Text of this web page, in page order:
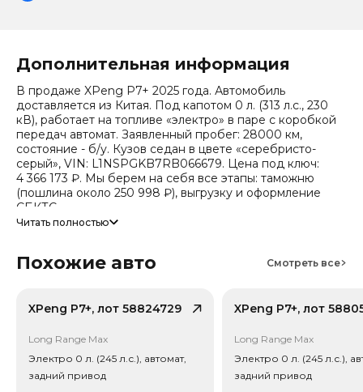
Дополнительная информация
В продаже XPeng P7+ 2025 года. Автомобиль
доставляется из Китая. Под капотом 0 л. (313 л.с., 230
кВ), работает на топливе «электро» в паре с коробкой
передач автомат. Заявленный пробег: 28000 км,
состояние - б/у. Кузов седан в цвете «серебристо-
серый», VIN: L1NSPGKB7RB066679. Цена под ключ:
4 366 173 ₽. Мы берем на себя все этапы: таможню
(пошлина около 250 998 ₽), выгрузку и оформление
СБКТС.
отчет об авто и смету доставки. Мы на связи 24/7.
комплектации известно: Тип энергии: Чистый
(хэтчбек), Тип кузова/посадка: Хэтчбек, Тип дверей:
Среди опций комплектации: Ассистент смены полосы,
Удержание полосы, Предупреждение схода с полосы,
Читать полностью
Похожие авто Смотреть все
XPeng P7+, лот 58824729
Long Range Max
Электро 0 л. (245 л.с.), автомат,
задний привод
XPeng P7+, лот
Long Range Max
Электро 0 л. (245 л.с.),
задний привод